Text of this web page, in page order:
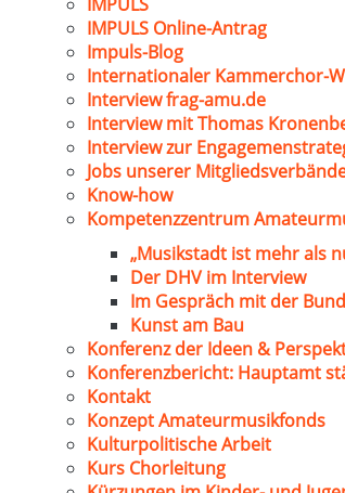
IMPULS Online-Antrag
Impuls-Blog
Internationaler Kammerchor-
Interview frag-amu.de
Interview mit Thomas
Interview zur
Jobs unserer
Know-how
Kompetenzzentrum
„Musikstadt ist mehr als
Der DHV im Interview
Im Gespräch mit der
Kunst am Bau
Konferenz der Ideen &
Konferenzbericht: Hauptamt
Kontakt
Konzept Amateurmusikfonds
Kulturpolitische Arbeit
Kurs Chorleitung